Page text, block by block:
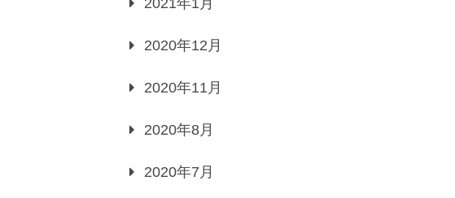
2021年1月
2020年12月
2020年11月
2020年8月
2020年7月